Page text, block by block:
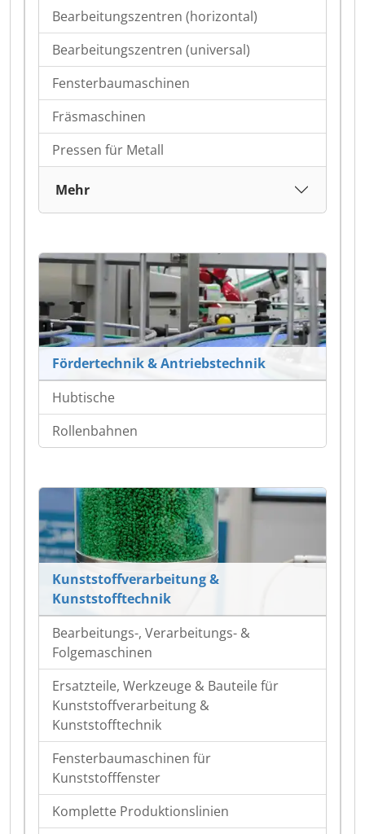
Bearbeitungszentren (horizontal)
Bearbeitungszentren (universal)
Fensterbaumaschinen
Fräsmaschinen
Pressen für Metall
Mehr
Fördertechnik & Antriebstechnik
Hubtische
Rollenbahnen
Kunststoffverarbeitung &
Kunststofftechnik
Bearbeitungs-, Verarbeitungs- &
Folgemaschinen
Ersatzteile, Werkzeuge & Bauteile für
Kunststoffverarbeitung &
Kunststofftechnik
Fensterbaumaschinen für
Kunststofffenster
Komplette Produktionslinien